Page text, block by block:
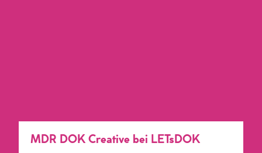
MDR DOK Creative bei LETsDOK